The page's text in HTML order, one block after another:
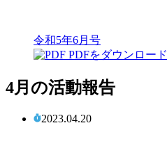
令和5年6月号
PDFをダウンロード
4月の活動報告
2023.04.20